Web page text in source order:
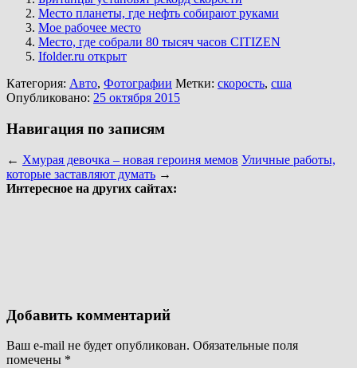
Место планеты, где нефть собирают руками
Мое рабочее место
Место, где собрали 80 тысяч часов CITIZEN
Ifolder.ru открыт
Категория: Авто, Фотографии Метки: скорость, сша
Опубликовано: 25 октября 2015
Навигация по записям
← Хмурая девочка – новая героиня мемов Уличные работы,
которые заставляют думать →
Интересное на других сайтах:
Добавить комментарий
Ваш e-mail не будет опубликован. Обязательные поля
помечены *